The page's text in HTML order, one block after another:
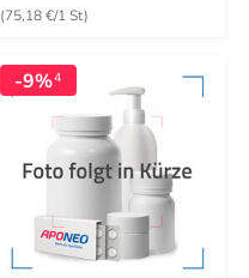
(75,18 €/1 St)
-9%4